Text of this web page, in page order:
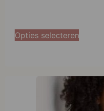
Opties selecteren